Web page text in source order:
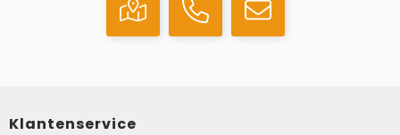
Klantenservice